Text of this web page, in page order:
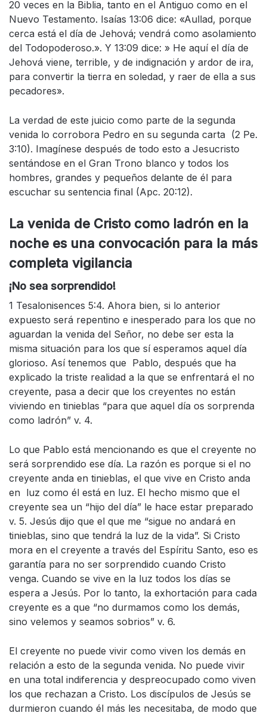
20 veces en la Biblia, tanto en el Antiguo como en el
Nuevo Testamento. Isaías 13:06 dice: «Aullad, porque
cerca está el día de Jehová; vendrá como asolamiento
del Todopoderoso.». Y 13:09 dice: » He aquí el día de
Jehová viene, terrible, y de indignación y ardor de ira,
para convertir la tierra en soledad, y raer de ella a sus
pecadores».
La verdad de este juicio como parte de la segunda
venida lo corrobora Pedro en su segunda carta (2 Pe.
3:10). Imagínese después de todo esto a Jesucristo
sentándose en el Gran Trono blanco y todos los
hombres, grandes y pequeños delante de él para
escuchar su sentencia final (Apc. 20:12).
La venida de Cristo como ladrón en la
noche es una convocación para la más
completa vigilancia
¡No sea sorprendido!
1 Tesalonisences 5:4. Ahora bien, si lo anterior
expuesto será repentino e inesperado para los que no
aguardan la venida del Señor, no debe ser esta la
misma situación para los que sí esperamos aquel día
glorioso. Así tenemos que Pablo, después que ha
explicado la triste realidad a la que se enfrentará el no
creyente, pasa a decir que los creyentes no están
viviendo en tinieblas “para que aquel día os sorprenda
como ladrón” v. 4.
Lo que Pablo está mencionando es que el creyente no
será sorprendido ese día. La razón es porque si el no
creyente anda en tinieblas, el que vive en Cristo anda
en luz como él está en luz. El hecho mismo que el
creyente sea un “hijo del día” le hace estar preparado
v. 5. Jesús dijo que el que me “sigue no andará en
tinieblas, sino que tendrá la luz de la vida”. Si Cristo
mora en el creyente a través del Espíritu Santo, eso es
garantía para no ser sorprendido cuando Cristo
venga. Cuando se vive en la luz todos los días se
espera a Jesús. Por lo tanto, la exhortación para cada
creyente es a que “no durmamos como los demás,
sino velemos y seamos sobrios” v. 6.
El creyente no puede vivir como viven los demás en
relación a esto de la segunda venida. No puede vivir
en una total indiferencia y despreocupado como viven
los que rechazan a Cristo. Los discípulos de Jesús se
durmieron cuando él más les necesitaba, de modo que